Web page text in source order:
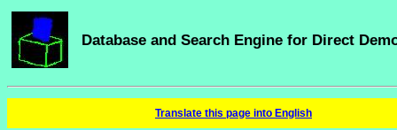
Database and Search Engine for Direct
Translate this page into English